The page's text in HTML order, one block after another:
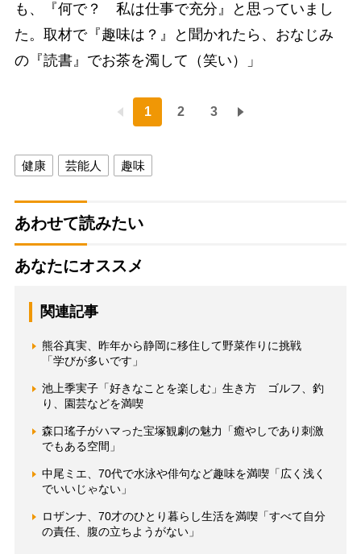
も、『何で？ 私は仕事で充分』と思っていまし
た。取材で『趣味は？』と聞かれたら、おなじみ
の『読書』でお茶を濁して（笑い）」
1 2 3
健康 芸能人 趣味
あわせて読みたい
あなたにオススメ
関連記事
熊谷真実、昨年から静岡に移住して野菜作りに挑戦
「学びが多いです」
池上季実子「好きなことを楽しむ」生き方 ゴルフ、釣
り、園芸などを満喫
森口瑤子がハマった宝塚観劇の魅力「癒やしであり刺激
でもある空間」
中尾ミエ、70代で水泳や俳句など趣味を満喫「広く浅く
でいいじゃない」
ロザンナ、70才のひとり暮らし生活を満喫「すべて自分
の責任、腹の立ちようがない」